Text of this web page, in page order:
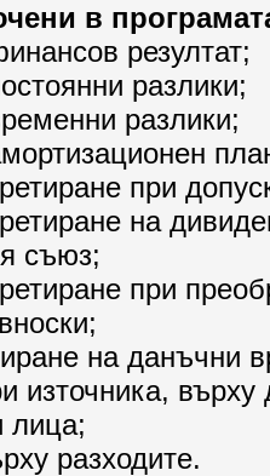
в
резултат;
разлики;
разлики;
при
на
съюз;
при
на данъчни
източника, върху
лица;
разходите.